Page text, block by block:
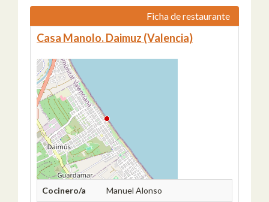
Ficha de restaurante
Casa Manolo. Daimuz (Valencia)
Cocinero/a Manuel Alonso